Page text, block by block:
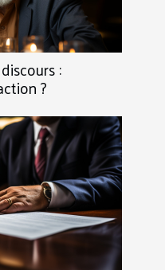
:
?